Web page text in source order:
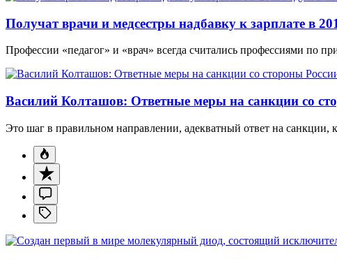
Получат врачи и медсестры надбавку к зарплате в
Профессии «педагог» и «врач» всегда считались профессиями по
Василий Колташов: Ответные меры на санкции со
Это шаг в правильном направлении, адекватный ответ на